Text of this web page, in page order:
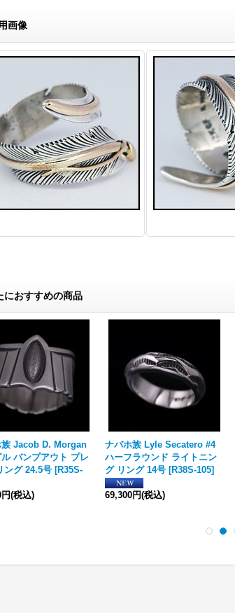
画像
におすすめの商品
族 Jacob D. Morgan
バンプアウト プレ
ング 24.5号 [R35S-
(税込)
ナバホ族 Lyle Secatero #4
ハーフラウンド ライトニン
グ リング 14号 [R38S-105]
69,300円(税込)